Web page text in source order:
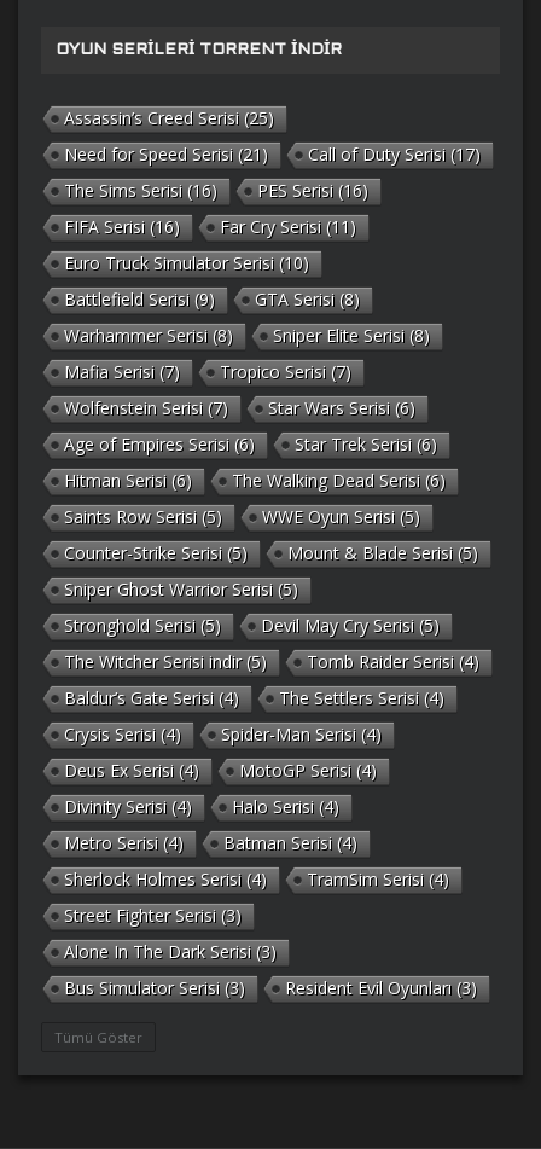
OYUN SERILERI TORRENT İNDIR
Assassin’s Creed Serisi (25)
Need for Speed Serisi (21) Call of Duty Serisi (17)
The Sims Serisi (16) PES Serisi (16)
FIFA Serisi (16) Far Cry Serisi (11)
Euro Truck Simulator Serisi (10)
Battlefield Serisi (9) GTA Serisi (8)
Warhammer Serisi (8) Sniper Elite Serisi (8)
Mafia Serisi (7) Tropico Serisi (7)
Wolfenstein Serisi (7) Star Wars Serisi (6)
Age of Empires Serisi (6) Star Trek Serisi (6)
Hitman Serisi (6) The Walking Dead Serisi (6)
Saints Row Serisi (5) WWE Oyun Serisi (5)
Counter-Strike Serisi (5) Mount & Blade Serisi (5)
Sniper Ghost Warrior Serisi (5)
Stronghold Serisi (5) Devil May Cry Serisi (5)
The Witcher Serisi indir(5) Tomb Raider Serisi (4)
Baldur’s Gate Serisi (4) The Settlers Serisi (4)
Crysis Serisi (4) Spider-Man Serisi (4)
Deus Ex Serisi (4) MotoGP Serisi (4)
Divinity Serisi (4) Halo Serisi (4)
Metro Serisi (4) Batman Serisi (4)
Sherlock Holmes Serisi (4) TramSim Serisi (4)
Street Fighter Serisi (3)
Alone In The Dark Serisi (3)
Bus Simulator Serisi (3) Resident Evil Oyunları (3)
Tümü Göster